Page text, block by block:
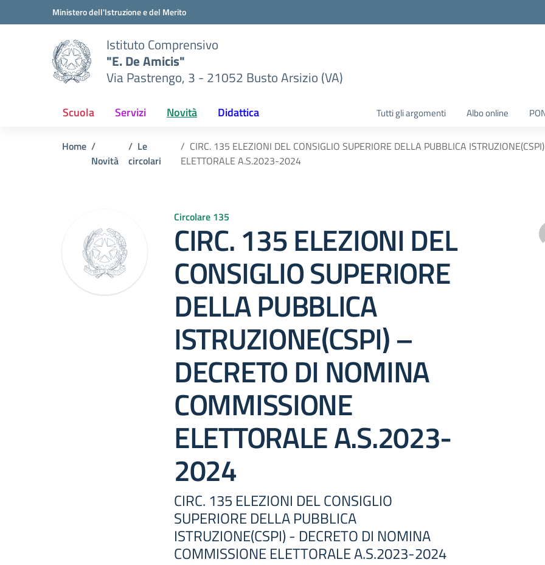
Vai ai contenuti
Vai al menu di navigazioneMinistero dell'Istruzione e del Merito
Istituto Comprensivo
"E. De Amicis"
Via Pastrengo, 3 - 21052 Busto Arsizio (VA)
Scuola Servizi Novità Didattica Tutti gli argomenti Albo online
Home
Novità
Le
circolari
CIRC. 135 ELEZIONI DEL CONSIGLIO SUPERIORE DELLA PUBBLICA
ELETTORALE A.S.2023-2024
Circolare 135
CIRC. 135 ELEZIONI DEL
CONSIGLIO SUPERIORE
DELLA PUBBLICA
ISTRUZIONE(CSPI) –
DECRETO DI NOMINA
COMMISSIONE
ELETTORALE A.S.2023-
2024
CIRC. 135 ELEZIONI DEL CONSIGLIO
SUPERIORE DELLA PUBBLICA
ISTRUZIONE(CSPI) - DECRETO DI NOMINA
COMMISSIONE ELETTORALE A.S.2023-2024